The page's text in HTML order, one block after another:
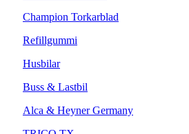
Champion Torkarblad
Refillgummi
Husbilar
Buss & Lastbil
Alca & Heyner Germany